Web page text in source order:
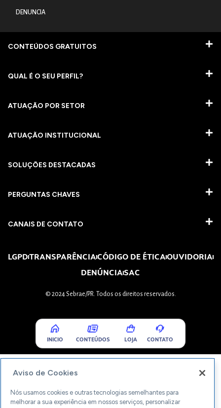
DENUNCIA
CONTEÚDOS GRATUITOS
QUAL É O SEU PERFIL?
ATUAÇÃO POR SETOR
ATUAÇÃO INSTITUCIONAL
SOLUÇÕES DESTACADAS
PERGUNTAS CHAVES​
CANAIS DE CONTATO
LGPDTRANSPARÊNCIACÓDIGO DE ÉTICAOUVIDORIA
DENÚNCIASAC
© 2024 Sebrae/PR. Todos os direitos reservados.
INICIO CONTEÚDOS LOJA CONTATO
Aviso de Cookies
Nós usamos cookies e outras tecnologias semelhantes para
melhorar a sua experiência em nossos serviços, personalizar